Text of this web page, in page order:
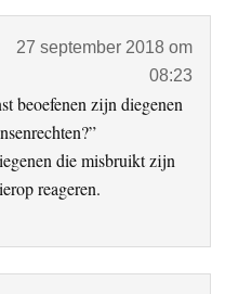
27 september 2018 om
08:23
beoefenen zijn diegenen
die misbruikt zijn
reageren.